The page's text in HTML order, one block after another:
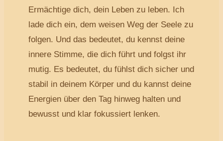
Ermächtige dich, dein Leben zu leben. Ich
lade dich ein, dem weisen Weg der Seele zu
folgen. Und das bedeutet, du kennst deine
innere Stimme, die dich führt und folgst ihr
mutig. Es bedeutet, du fühlst dich sicher und
stabil in deinem Körper und du kannst deine
Energien über den Tag hinweg halten und
bewusst und klar fokussiert lenken.